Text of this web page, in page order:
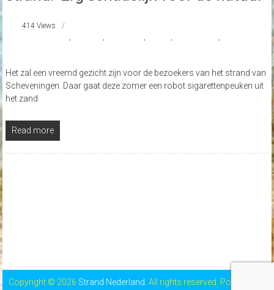
414 Views
, , , , ,
Het zal een vreemd gezicht zijn voor de bezoekers van het strand van
Scheveningen. Daar gaat deze zomer een robot sigarettenpeuken uit
het zand
Read more
Copyright © 2026 Strand Nederland . All rights reserved. Powered by